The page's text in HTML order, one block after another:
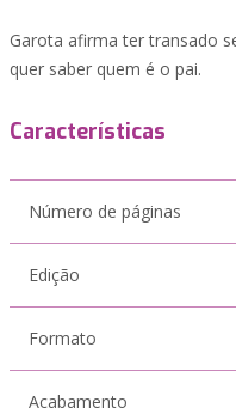
Garota afirma ter transado
quer saber quem é o pai.
Características
Número de páginas
Edição
Formato
Acabamento